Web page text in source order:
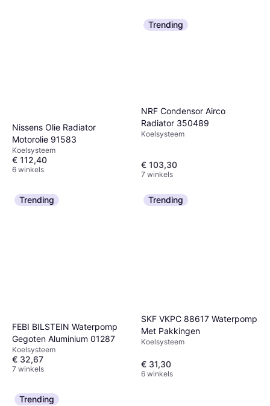
Nissens Olie Radiator
Motorolie 91583
Koelsysteem
€ 112,40
6 winkels
Trending
NRF Condensor Airco
Radiator 350489
Koelsysteem
€ 103,30
7 winkels
Trending
FEBI BILSTEIN Waterpomp
Gegoten Aluminium 01287
Koelsysteem
€ 32,67
7 winkels
Trending
SKF VKPC 88617 Waterpomp
Met Pakkingen
Koelsysteem
€ 31,30
6 winkels
Trending